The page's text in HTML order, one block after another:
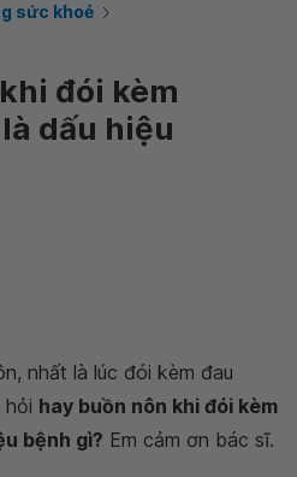
sức khoẻ
đói kèm
dấu hiệu
nhất là lúc đói kèm đau
hỏi hay buồn nôn khi đói kèm
bệnh gì? Em cảm ơn bác sĩ.